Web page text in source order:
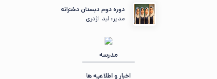
دوره دوم دبستان دخترانه
مدیر: لیدا اژدری
مدرسه
اخبار و اطلاعیه ها